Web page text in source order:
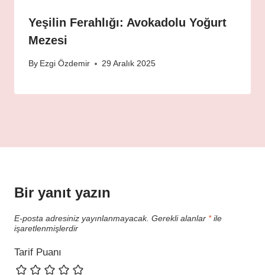
Yeşilin Ferahlığı: Avokadolu Yoğurt
Mezesi
By Ezgi Özdemir 29 Aralık 2025
Bir yanıt yazın
E-posta adresiniz yayınlanmayacak. Gerekli alanlar *ile
işaretlenmişlerdir
Tarif Puanı